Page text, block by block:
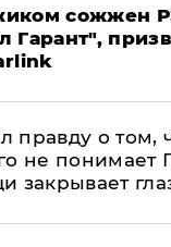
сожжен
Гарант",
правду о том,
не понимает
закрывает